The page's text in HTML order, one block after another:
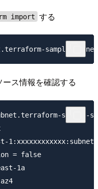
import する
ース情報を確認する
sample-
1:xxxxxxxxxxxx:subnet/
= false
1a